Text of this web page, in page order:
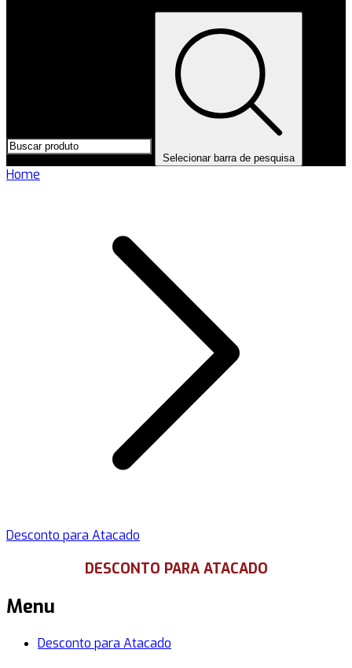
Selecionar barra de pesquisa
Home
Desconto para Atacado
DESCONTO PARA ATACADO
Menu
Desconto para Atacado